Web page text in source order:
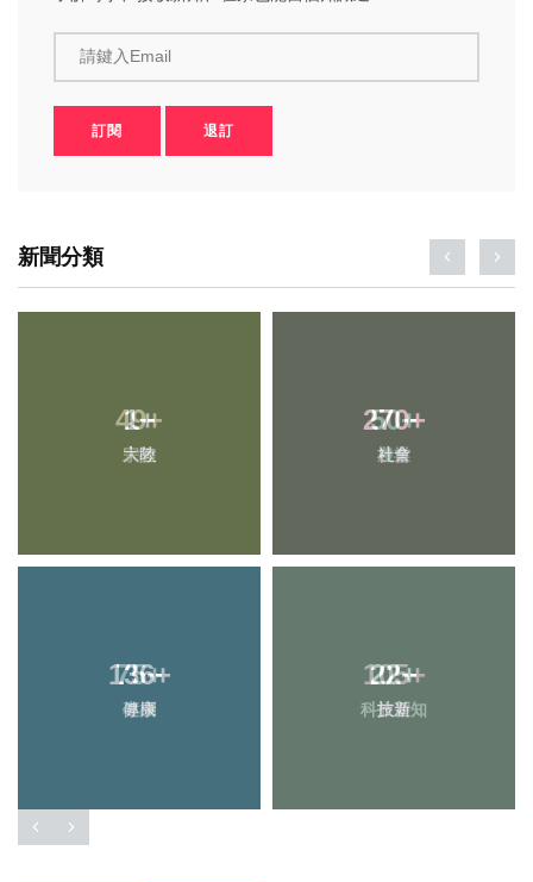
請鍵入Email
訂閱 退訂
新聞分類
49+
宗教
50+
農業
75+
專欄
105+
旅遊
1+
大陸
270+
社會
136+
健康
22+
科技新知